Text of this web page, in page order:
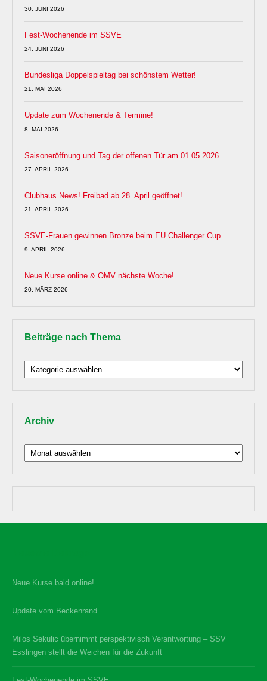
30. JUNI 2026
Fest-Wochenende im SSVE
24. JUNI 2026
Bundesliga Doppelspieltag bei schönstem Wetter!
21. MAI 2026
Update zum Wochenende & Termine!
8. MAI 2026
Saisoneröffnung und Tag der offenen Tür am 01.05.2026
27. APRIL 2026
Clubhaus News! Freibad ab 28. April geöffnet!
21. APRIL 2026
SSVE-Frauen gewinnen Bronze beim EU Challenger Cup
9. APRIL 2026
Neue Kurse online & OMV nächste Woche!
20. MÄRZ 2026
Beiträge nach Thema
Beiträge
nach
Thema
Archiv
Archiv
Neue Kurse bald online!
Update vom Beckenrand
Milos Sekulic übernimmt perspektivisch Verantwortung – SSV
Esslingen stellt die Weichen für die Zukunft